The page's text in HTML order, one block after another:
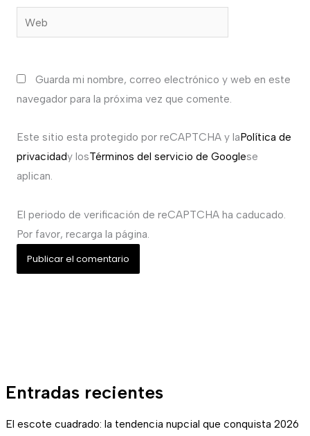
Entradas recientes
El escote cuadrado: la tendencia nupcial que conquista 2026
Web
Guarda mi nombre, correo electrónico y web en este
navegador para la próxima vez que comente.
Este sitio esta protegido por reCAPTCHA y laPolítica de
privacidady losTérminos del servicio de Googlese
aplican.
El periodo de verificación de reCAPTCHA ha caducado.
Por favor, recarga la página.